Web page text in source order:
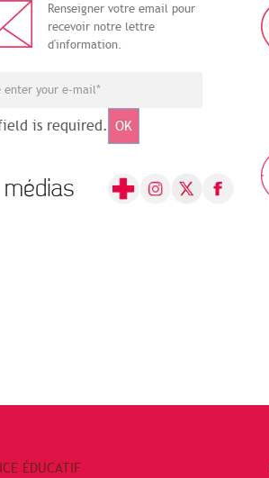
Renseigner votre email pour
recevoir notre lettre
d'information.
is required. OK
médias
ÉDUCATIF